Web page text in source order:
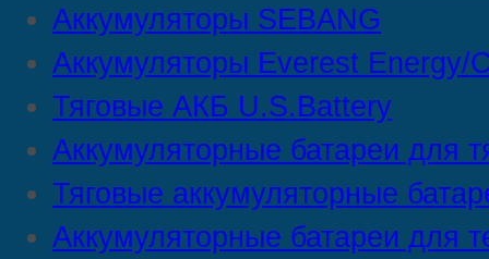
Аккумуляторы SEBANG
Аккумуляторы Everest Energy/
Тяговые АКБ U.S.Battery
Аккумуляторные батареи для
Тяговые аккумуляторные
Аккумуляторные батареи для